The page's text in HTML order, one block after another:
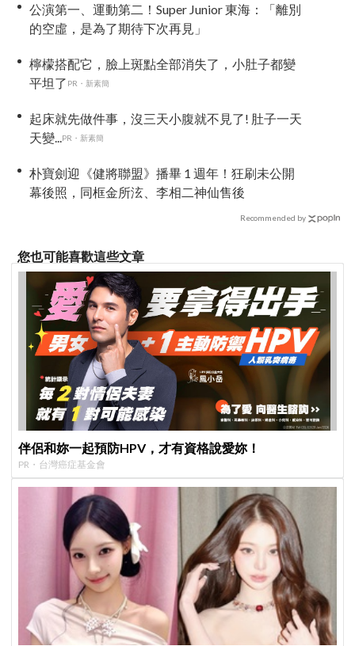
公演第一、運動第二！Super Junior 東海：「離別
的空虛，是為了期待下次再見」
檸檬搭配它，臉上斑點全部消失了，小肚子都變
平坦了 PR・新素簡
起床就先做件事，沒三天小腹就不見了! 肚子一天
天變...PR・新素簡
朴寶劍迎《健將聯盟》播畢 1 週年！狂刷未公開
幕後照，同框金所泫、李相二神仙售後
Recommended by
您也可能喜歡這些文章
伴侶和妳一起預防HPV，才有資格說愛妳！
PR・台灣癌症基金會